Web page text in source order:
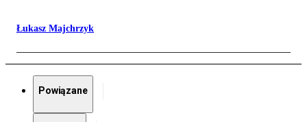
Łukasz Majchrzyk
Powiązane